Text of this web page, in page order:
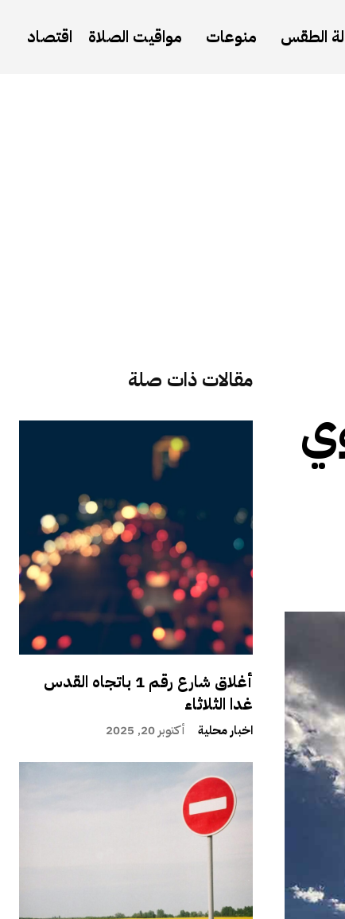
الطقس منوعات مواقيت الصلاة اقتصاد
مقالات ذات صلة
أغلاق شارع رقم 1 باتجاه القدس
غدا الثلاثاء
اخبار محلية أكتوبر 20, 2025